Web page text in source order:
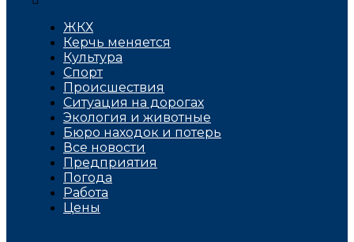
ЖКХ
Керчь меняется
Культура
Спорт
Проиcшествия
Ситуация на дорогах
Экология и животные
Бюро находок и потерь
Все новости
Предприятия
Погода
Работа
Цены